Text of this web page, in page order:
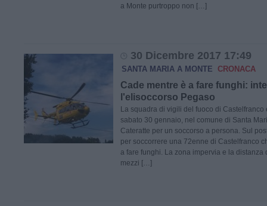
a Monte purtroppo non […]
30 Dicembre 2017 17:49
SANTA MARIA A MONTE CRONACA
Cade mentre è a fare funghi:
l'elisoccorso Pegaso
La squadra di vigili del fuoco di Castelfranco
sabato 30 gennaio, nel comune di Santa
Cateratte per un soccorso a persona. Sul
per soccorrere una 72enne di Castelfranco
a fare funghi. La zona impervia e la distanza
mezzi […]